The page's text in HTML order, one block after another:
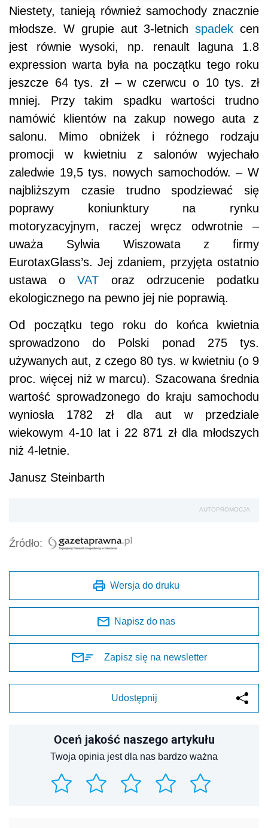
Niestety, tanieją również samochody znacznie
młodsze. W grupie aut 3-letnichspadek cen
jest równie wysoki, np. renault laguna 1.8
expression warta była na początku tego roku
jeszcze 64 tys. zł – w czerwcu o 10 tys. zł
mniej. Przy takim spadku wartości trudno
namówić klientów na zakup nowego auta z
salonu. Mimo obniżek i różnego rodzaju
promocji w kwietniu z salonów wyjechało
zaledwie 19,5 tys. nowych samochodów. – W
najbliższym czasie trudno spodziewać się
poprawy koniunktury na rynku
motoryzacyjnym, raczej wręcz odwrotnie –
uważa Sylwia Wiszowata z firmy
EurotaxGlass’s. Jej zdaniem, przyjęta ostatnio
ustawa oVAT oraz odrzucenie podatku
ekologicznego na pewno jej nie poprawią.
Od początku tego roku do końca kwietnia
sprowadzono do Polski ponad 275 tys.
używanych aut, z czego 80 tys. w kwietniu (o 9
proc. więcej niż w marcu). Szacowana średnia
wartość sprowadzonego do kraju samochodu
wyniosła 1782 zł dla aut w przedziale
wiekowym 4-10 lat i 22 871 zł dla młodszych
niż 4-letnie.
Janusz Steinbarth
AUTOPROMOCJA
Źródło:
Wersja do druku
Napisz do nas
Zapisz się na newsletter
Udostępnij
Oceń jakość naszego artykułu
Twoja opinia jest dla nas bardzo ważna